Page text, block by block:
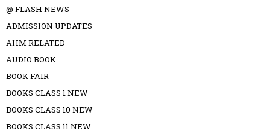
@ FLASH NEWS
ADMISSION UPDATES
AHM RELATED
AUDIO BOOK
BOOK FAIR
BOOKS CLASS 1 NEW
BOOKS CLASS 10 NEW
BOOKS CLASS 11 NEW